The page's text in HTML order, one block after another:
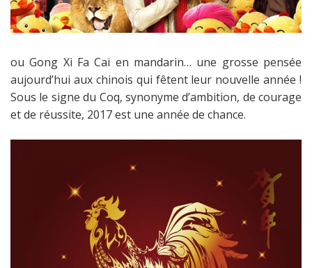
ou Gong Xi Fa Cai en mandarin… une grosse pensée
aujourd’hui aux chinois qui fêtent leur nouvelle année !
Sous le signe du Coq, synonyme d’ambition, de courage
et de réussite, 2017 est une année de chance.